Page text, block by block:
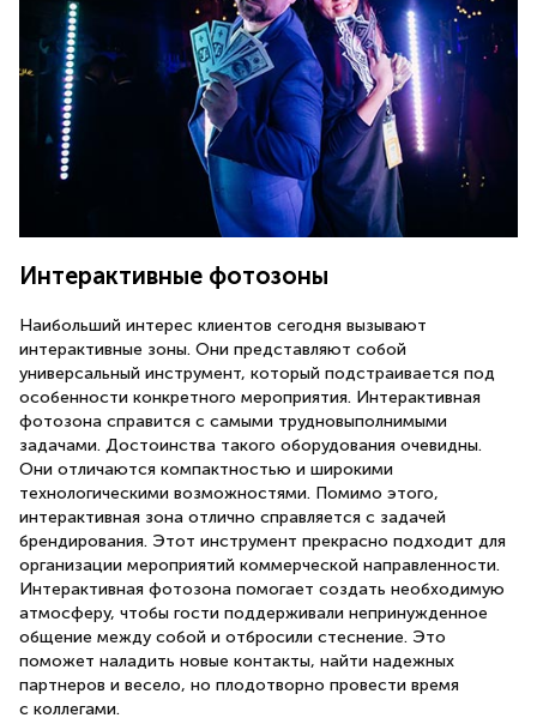
Интерактивные фотозоны
Наибольший интерес клиентов сегодня вызывают
интерактивные зоны. Они представляют собой
универсальный инструмент, который подстраивается под
особенности конкретного мероприятия. Интерактивная
фотозона справится с самыми трудновыполнимыми
задачами. Достоинства такого оборудования очевидны.
Они отличаются компактностью и широкими
технологическими возможностями. Помимо этого,
интерактивная зона отлично справляется с задачей
брендирования. Этот инструмент прекрасно подходит для
организации мероприятий коммерческой направленности.
Интерактивная фотозона помогает создать необходимую
атмосферу, чтобы гости поддерживали непринужденное
общение между собой и отбросили стеснение. Это
поможет наладить новые контакты, найти надежных
партнеров и весело, но плодотворно провести время
с коллегами.